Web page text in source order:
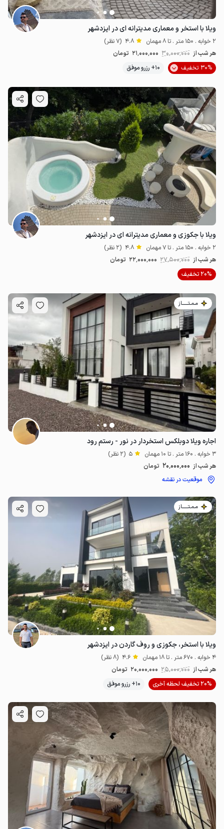
ویلا با استخر و معماری مدیترانه ای در ایزدشهر
2 خوابه . 150 متر . تا 8 مهمان 4.8 (7 نظر)
هر شب از 30٬000٬000 21٬000٬000 تومان
30% تخفیف
10+ رزرو موفق
ویلا با جکوزی و معماری مدیترانه ای در ایزدشهر
2 خوابه . 150 متر . تا 7 مهمان 4.8 (2 نظر)
هر شب از 27٬500٬000 22٬000٬000 تومان
20% تخفیف
مـمـتــــــاز
اجاره ویلا دوبلکس استخردار در نور - رستم رود
3 خوابه . 160 متر . تا 10 مهمان 5 (2 نظر)
هر شب از 20٬000٬000 تومان
موقعیت در نقشه
مـمـتــــــاز
ویلا با استخر، جکوزی و روف گاردن در ایزدشهر
4 خوابه . 670 متر . تا 18 مهمان 4.6 (8 نظر)
هر شب از 25٬000٬000 20٬000٬000 تومان
20% تخفیف لحظه آخری
10+ رزرو موفق